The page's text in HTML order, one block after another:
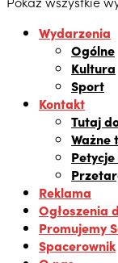
Wydarzenia
Ogólne
Kultura
Sport
Kontakt
Tutaj
Ważne
Reklama
Ogłoszenia
Promujemy
Spacerownik